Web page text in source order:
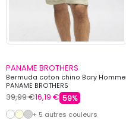
PANAME BROTHERS
Bermuda coton chino Bary Homme
PANAME BROTHERS
39,99 €16,19 € 59%
+ 5 autres couleurs